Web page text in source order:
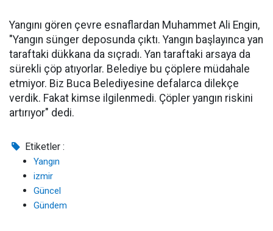
Yangını gören çevre esnaflardan Muhammet Ali Engin,
"Yangın sünger deposunda çıktı. Yangın başlayınca yan
taraftaki dükkana da sıçradı. Yan taraftaki arsaya da
sürekli çöp atıyorlar. Belediye bu çöplere müdahale
etmiyor. Biz Buca Belediyesine defalarca dilekçe
verdik. Fakat kimse ilgilenmedi. Çöpler yangın riskini
artırıyor" dedi.
Etiketler :
Yangın
izmir
Güncel
Gündem